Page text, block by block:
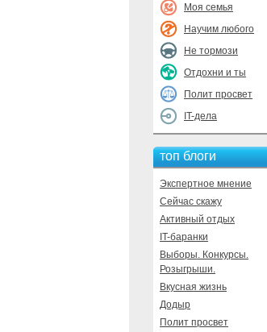
Моя семья
Научим любого
Не тормози
Отдохни и ты
Полит просвет
IT-дела
топ блоги
Экспертное мнение
Сейчас скажу
Активный отдых
IT-баранки
Выборы. Конкурсы.
Розыгрыши.
Вкусная жизнь
Додыр
Полит просвет